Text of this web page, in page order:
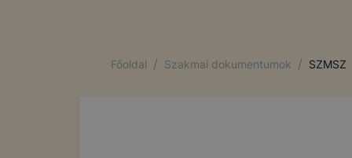
Főoldal / Szakmai dokumentumok / SZMSZ
Ezen